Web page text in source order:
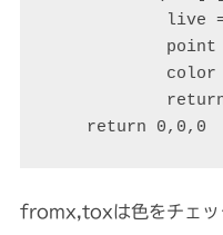
live
point
color
    return 0,0,0
fromx,toxは色をチェッ